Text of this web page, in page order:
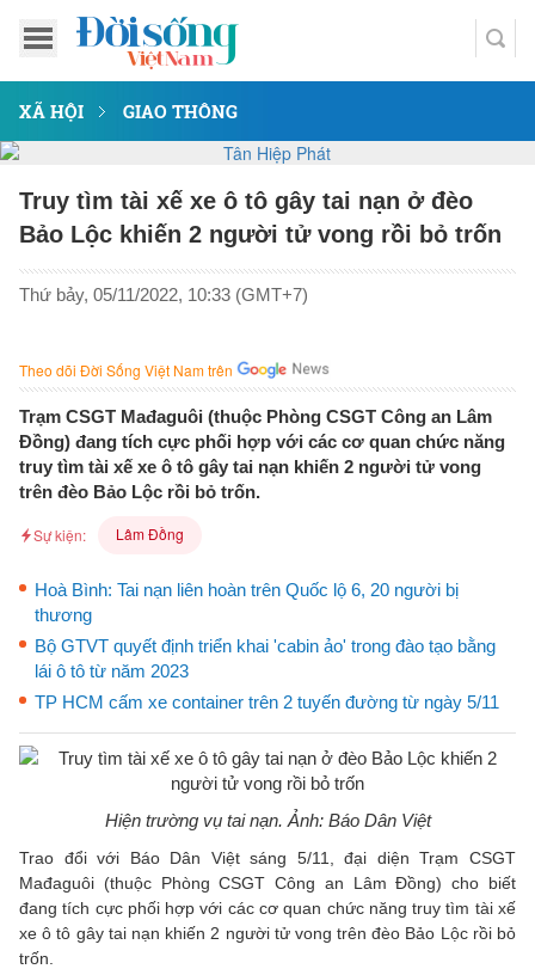
XÃ HỘI GIAO THÔNG
Truy tìm tài xế xe ô tô gây tai nạn ở đèo
Bảo Lộc khiến 2 người tử vong rồi bỏ trốn
Thứ bảy, 05/11/2022, 10:33 (GMT+7)
Theo dõi Đời Sống Việt Nam trên
Trạm CSGT Mađaguôi (thuộc Phòng CSGT Công an Lâm
Đồng) đang tích cực phối hợp với các cơ quan chức năng
truy tìm tài xế xe ô tô gây tai nạn khiến 2 người tử vong
trên đèo Bảo Lộc rồi bỏ trốn.
Sự kiện: Lâm Đồng
Hoà Bình: Tai nạn liên hoàn trên Quốc lộ 6, 20 người bị
thương
Bộ GTVT quyết định triển khai 'cabin ảo' trong đào tạo bằng
lái ô tô từ năm 2023
TP HCM cấm xe container trên 2 tuyến đường từ ngày 5/11
Hiện trường vụ tai nạn. Ảnh: Báo Dân Việt
Trao đổi với Báo Dân Việt sáng 5/11, đại diện Trạm CSGT
Mađaguôi (thuộc Phòng CSGT Công an Lâm Đồng) cho biết
đang tích cực phối hợp với các cơ quan chức năng truy tìm tài xế
xe ô tô gây tai nạn khiến 2 người tử vong trên đèo Bảo Lộc rồi bỏ
trốn.